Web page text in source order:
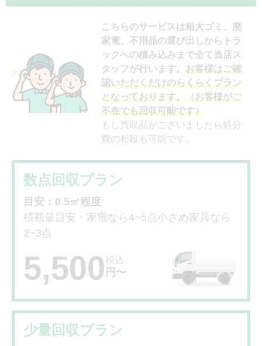
こちらのサービスは粗大ゴミ、廃
家電、不用品の運び出しからトラ
ックへの積み込みまで全て当店ス
タッフが行います。 お客様はご確
認いただくだけのらくらくプラン
となっております。（お客様がご
不在でも回収可能です）
もし買取品がございましたら処分
費の相殺も可能です。
数点回収プラン
目安：0.5㎥程度
積載量目安・家電なら4~5点小さめ家具なら
2~3点
5,500税込
円〜
少量回収プラン